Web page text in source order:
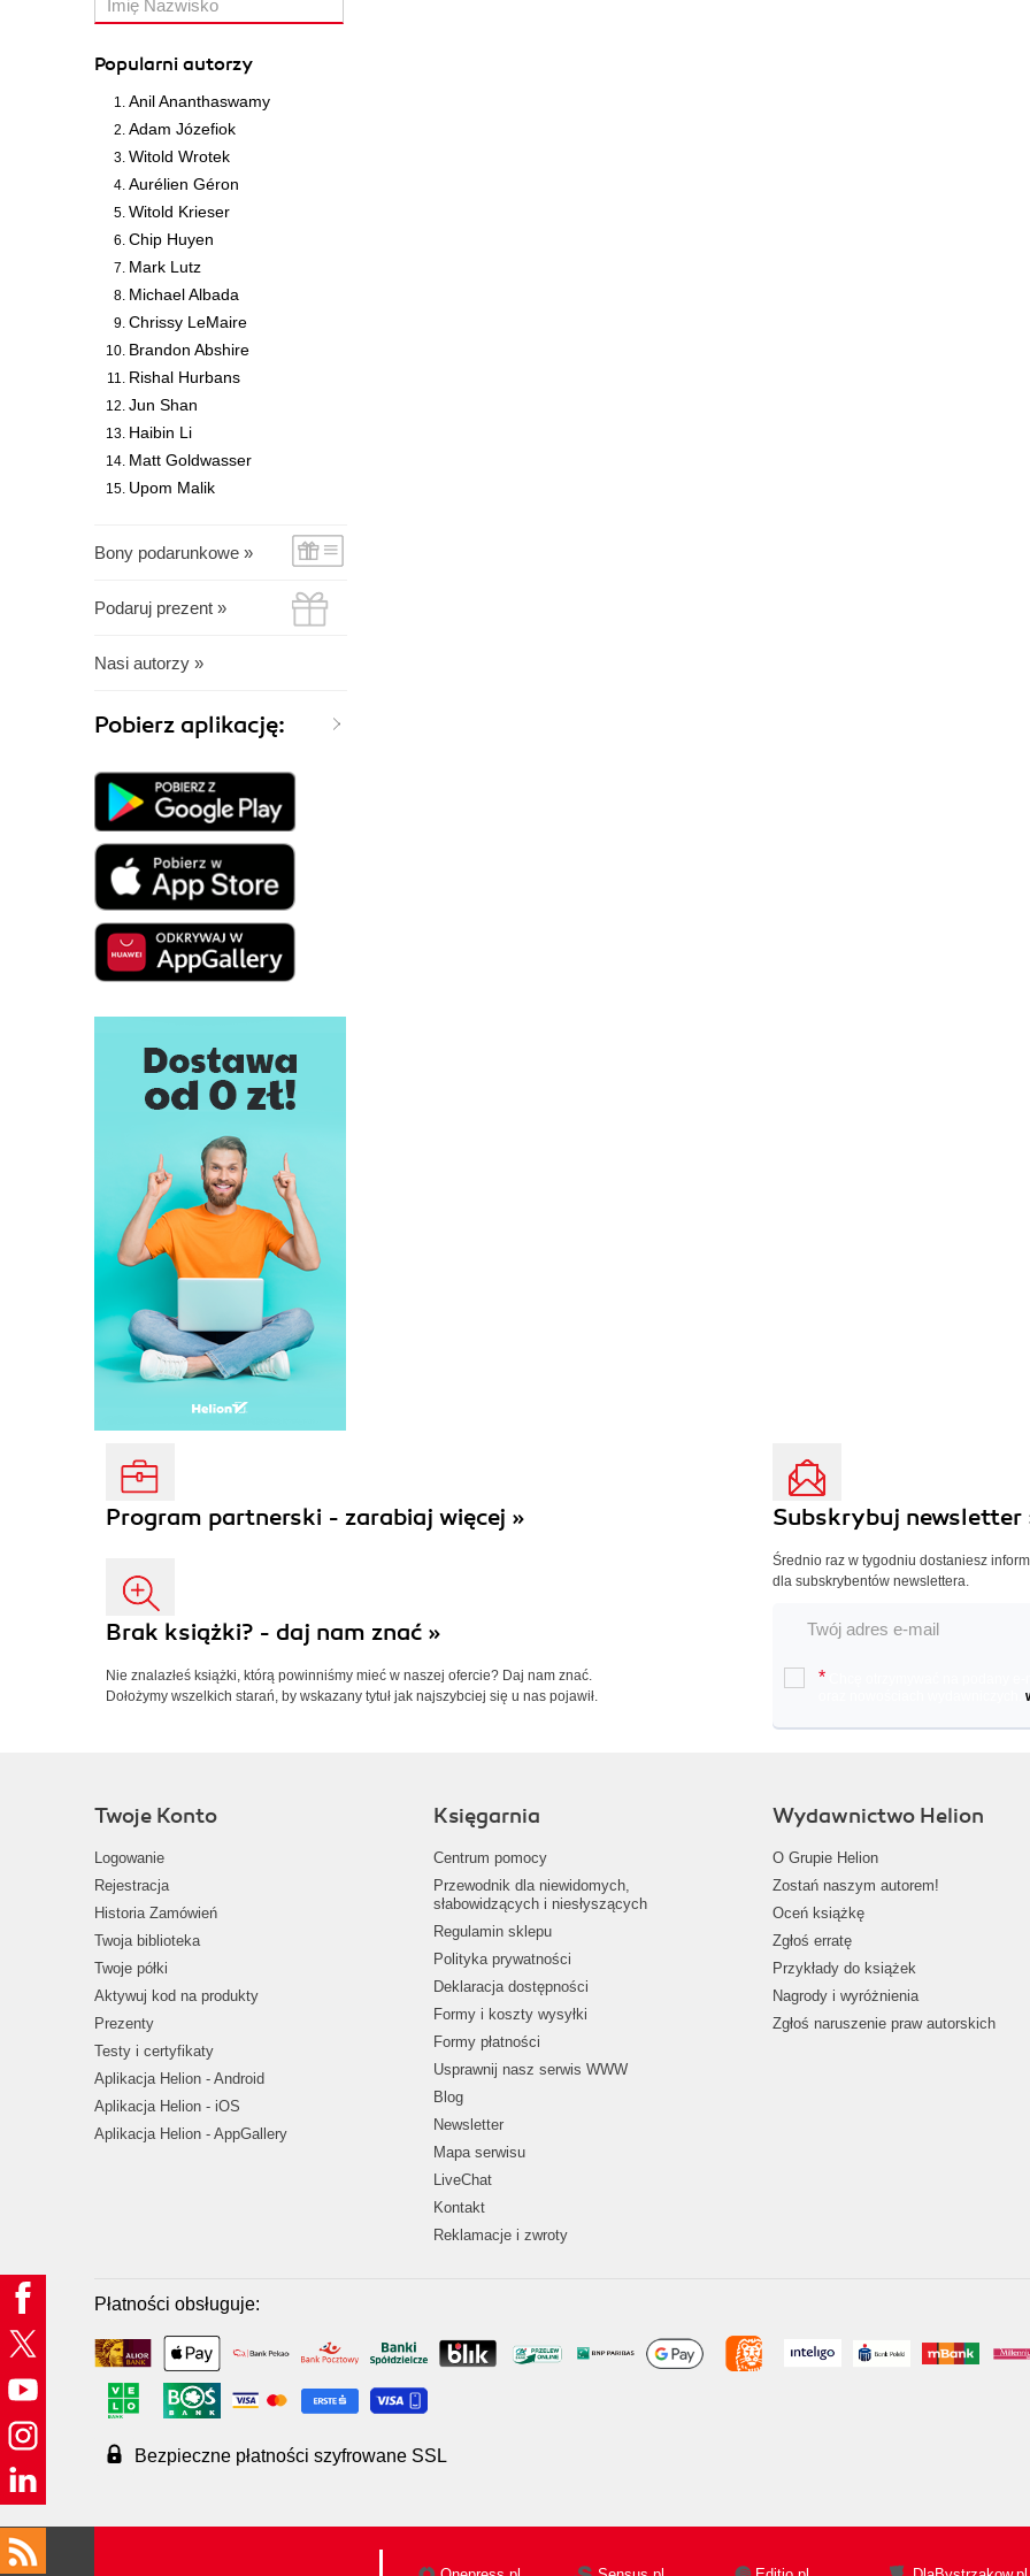
Popularni autorzy
Anil Ananthaswamy
Adam Józefiok
Witold Wrotek
Aurélien Géron
Witold Krieser
Chip Huyen
Mark Lutz
Michael Albada
Chrissy LeMaire
Brandon Abshire
Rishal Hurbans
Jun Shan
Haibin Li
Matt Goldwasser
Upom Malik
Bony podarunkowe »
Podaruj prezent »
Nasi autorzy »
Pobierz aplikację:
Program partnerski - zarabiaj więcej »
Brak książki? - daj nam znać »
Nie znalazłeś książki, którą powinniśmy mieć w naszej ofercie? Daj nam znać.
Dołożymy wszelkich starań, by wskazany tytuł jak najszybciej się u nas pojawił.
Subskrybuj newsletter
Średnio raz w tygodniu dostaniesz
dla subskrybentów newslettera.
*
Twoje Konto
Logowanie
Rejestracja
Historia Zamówień
Twoja biblioteka
Twoje półki
Aktywuj kod na produkty
Prezenty
Testy i certyfikaty
Aplikacja Helion - Android
Aplikacja Helion - iOS
Aplikacja Helion - AppGallery
Księgarnia
Centrum pomocy
Przewodnik dla niewidomych,
słabowidzących i niesłyszących
Regulamin sklepu
Polityka prywatności
Deklaracja dostępności
Formy i koszty wysyłki
Formy płatności
Usprawnij nasz serwis WWW
Blog
Newsletter
Mapa serwisu
LiveChat
Kontakt
Reklamacje i zwroty
Wydawnictwo Helion
O Grupie Helion
Zostań naszym autorem!
Oceń książkę
Zgłoś erratę
Przykłady do książek
Nagrody i wyróżnienia
Zgłoś naruszenie praw autorskich
Płatności obsługuje:
Bezpieczne płatności szyfrowane SSL